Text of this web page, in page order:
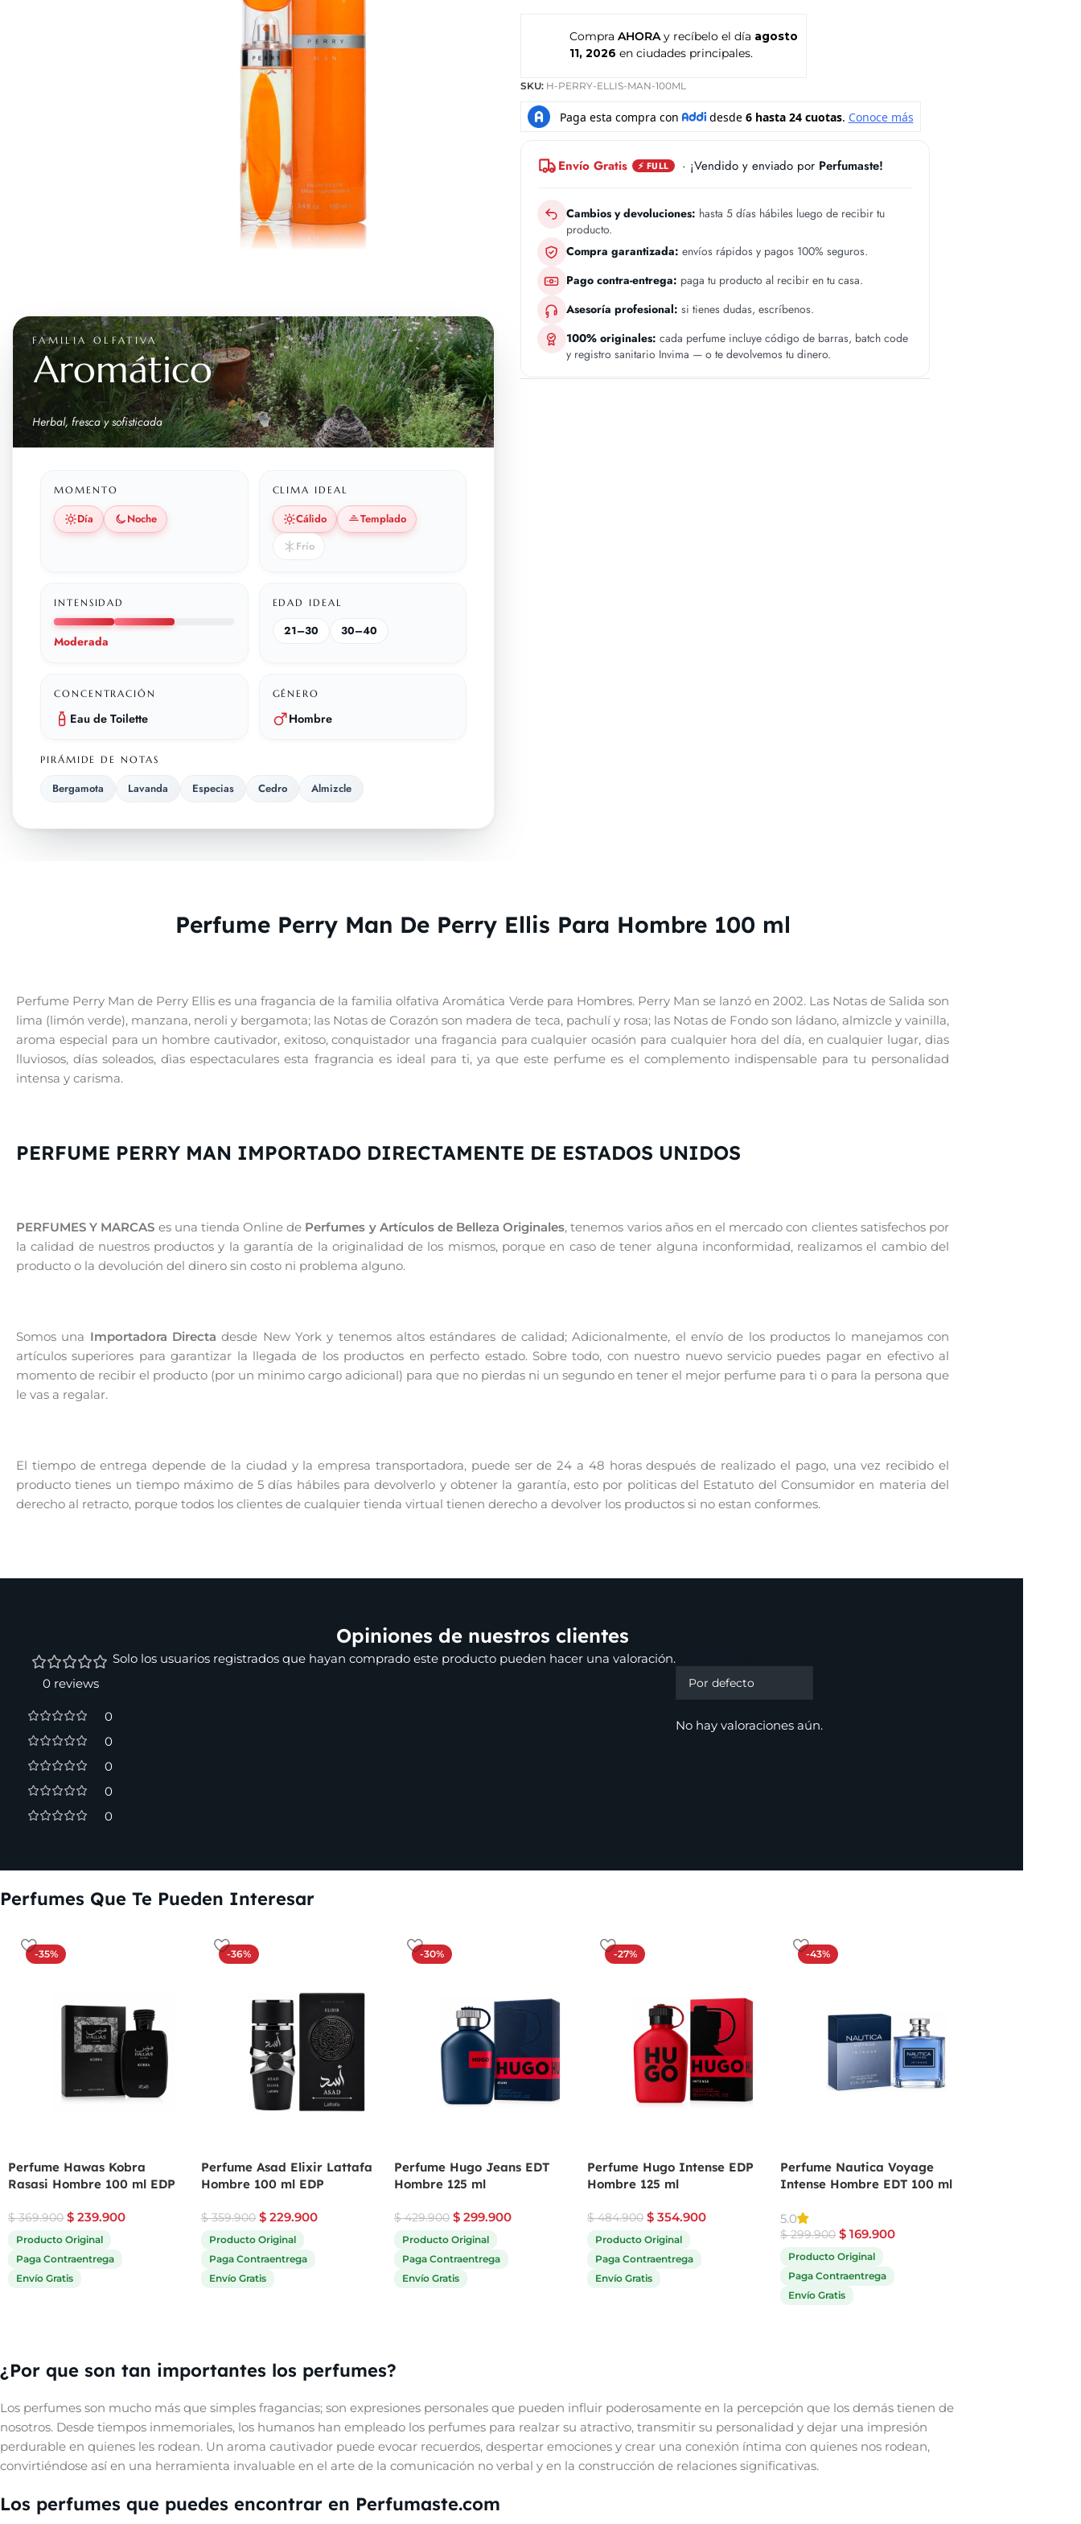
FAMILIA OLFATIVA
Aromático
Herbal, fresca y sofisticada
MOMENTO
Día Noche
CLIMA IDEAL
Cálido
Templado
Frío
INTENSIDAD
Moderada
EDAD IDEAL
21–30 30–40
CONCENTRACIÓN
Eau de Toilette
GÉNERO
Hombre
PIRÁMIDE DE NOTAS
Bergamota Lavanda Especias Cedro Almizcle
Compra AHORAy recíbelo el día agosto
11, 2026 en ciudades principales.
SKU: H-PERRY-ELLIS-MAN-100ML
Envío Gratis ⚡ FULL · ¡Vendido y enviado por Perfumaste!
Cambios y devoluciones: hasta 5 días hábiles luego de recibir tu
producto.
Compra garantizada: envíos rápidos y pagos 100% seguros.
Pago contra-entrega: paga tu producto al recibir en tu casa.
Asesoría profesional: si tienes dudas, escríbenos.
100% originales: cada perfume incluye código de barras, batch code
y registro sanitario Invima — o te devolvemos tu dinero.
Perfume Perry Man De Perry Ellis Para Hombre 100 ml
Perfume Perry Man de Perry Ellis es una fragancia de la familia olfativa Aromática Verde para Hombres. Perry Man se lanzó en 2002. Las Notas de Salida son
lima (limón verde), manzana, neroli y bergamota; las Notas de Corazón son madera de teca, pachulí y rosa; las Notas de Fondo son ládano, almizcle y vainilla,
aroma especial para un hombre cautivador, exitoso, conquistador una fragancia para cualquier ocasión para cualquier hora del día, en cualquier lugar, dias
lluviosos, días soleados, dìas espectaculares esta fragrancia es ideal para ti, ya que este perfume es el complemento indispensable para tu personalidad
intensa y carisma.
PERFUME PERRY MAN IMPORTADO DIRECTAMENTE DE ESTADOS UNIDOS
PERFUMES Y MARCAS es una tienda Online de Perfumes y Artículos de Belleza Originales, tenemos varios años en el mercado con clientes satisfechos por
la calidad de nuestros productos y la garantía de la originalidad de los mismos, porque en caso de tener alguna inconformidad, realizamos el cambio del
producto o la devolución del dinero sin costo ni problema alguno.
Somos una Importadora Directa desde New York y tenemos altos estándares de calidad; Adicionalmente, el envío de los productos lo manejamos con
artículos superiores para garantizar la llegada de los productos en perfecto estado. Sobre todo, con nuestro nuevo servicio puedes pagar en efectivo al
momento de recibir el producto (por un minimo cargo adicional) para que no pierdas ni un segundo en tener el mejor perfume para ti o para la persona que
le vas a regalar.
El tiempo de entrega depende de la ciudad y la empresa transportadora, puede ser de 24 a 48 horas después de realizado el pago, una vez recibido el
producto tienes un tiempo máximo de 5 días hábiles para devolverlo y obtener la garantía, esto por politicas del Estatuto del Consumidor en materia del
derecho al retracto, porque todos los clientes de cualquier tienda virtual tienen derecho a devolver los productos si no estan conformes.
Opiniones de nuestros clientes
0 reviews
0
0
0
0
0
No hay valoraciones aún.
Solo los usuarios registrados que hayan comprado este producto pueden hacer una valoración.
Perfumes Que Te Pueden Interesar
-35%
Perfume Hawas Kobra
Rasasi Hombre 100 ml EDP
$369.900 $ 239.900
Producto Original
Paga Contraentrega
Envío Gratis
-36%
Perfume Asad Elixir Lattafa
Hombre 100 ml EDP
$359.900 $ 229.900
Producto Original
Paga Contraentrega
Envío Gratis
-30%
Perfume Hugo Jeans EDT
Hombre 125 ml
$429.900 $ 299.900
Producto Original
Paga Contraentrega
Envío Gratis
-27%
Perfume Hugo Intense EDP
Hombre 125 ml
$484.900 $ 354.900
Producto Original
Paga Contraentrega
Envío Gratis
-43%
Perfume Nautica Voyage
Intense Hombre EDT 100 ml
5.0
$299.900 $ 169.900
Producto Original
Paga Contraentrega
Envío Gratis
¿Por que son tan importantes los perfumes?
Los perfumes son mucho más que simples fragancias; son expresiones personales que pueden influir poderosamente en la percepción que los demás tienen de
nosotros. Desde tiempos inmemoriales, los humanos han empleado los perfumes para realzar su atractivo, transmitir su personalidad y dejar una impresión
perdurable en quienes les rodean. Un aroma cautivador puede evocar recuerdos, despertar emociones y crear una conexión íntima con quienes nos rodean,
convirtiéndose así en una herramienta invaluable en el arte de la comunicación no verbal y en la construcción de relaciones significativas.
Los perfumes que puedes encontrar en Perfumaste.com